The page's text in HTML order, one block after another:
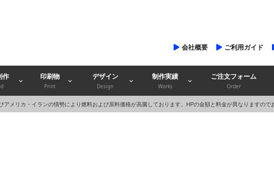
会社概要 ご利用ガイド
作 印刷物
Print
デザイン
Design
制作実績
Works
ご注文フォーム
Order
アメリカ・イランの情勢により燃料および原料価格が高騰しております。HPの金額と料金が異なりますので